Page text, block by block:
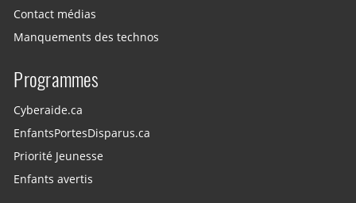
Contact médias
Manquements des technos
Programmes
Cyberaide.ca
EnfantsPortesDisparus.ca
Priorité Jeunesse
Enfants avertis